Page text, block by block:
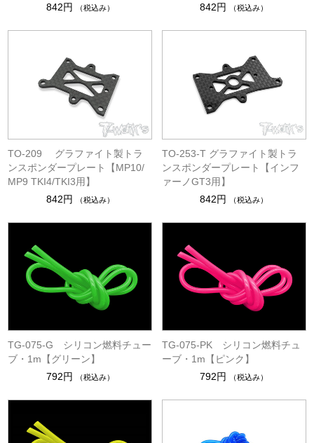
842円
（税込み）
842円
（税込み）
TO-209 グラファイト製トラ
ンスポンダープレート【MP10/
MP9 TKI4/TKI3用】
842円
（税込み）
TO-253-T グラファイト製トラ
ンスポンダープレート【インフ
ァーノGT3用】
842円
（税込み）
TG-075-G シリコン燃料チュー
ブ・1m【グリーン】
792円
（税込み）
TG-075-PK シリコン燃料チュ
ーブ・1m【ピンク】
792円
（税込み）